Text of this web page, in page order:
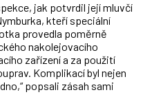
jak potvrdil její mluvčí
kteří speciální
provedla poměrně
nakolejovacího
zařízení a za použití
Komplikací byl nejen
popsali zásah sami